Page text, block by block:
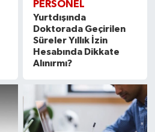
PERSONEL
Yurtdışında
Doktorada Geçirilen
Süreler Yıllık İzin
Hesabında Dikkate
Alınırmı?